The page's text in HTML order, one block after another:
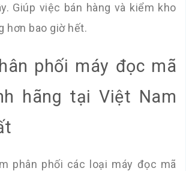
Giúp việc bán hàng và kiểm kho
hơn bao giờ hết.
phối máy đọc mã
hãng tại Việt Nam
phân phối các loại máy đọc mã